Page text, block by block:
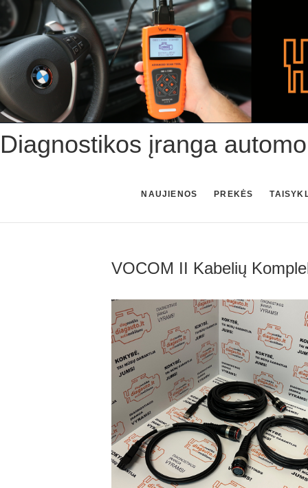
Skip
to
content
Diagnostikos įranga
NAUJIENOS PREKĖS
VOCOM II Kabelių